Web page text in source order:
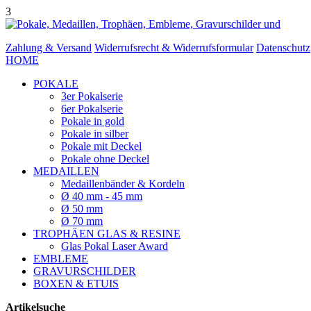
3
Zahlung & Versand Widerrufsrecht & Widerrufsformular Datenschutz
HOME
POKALE
3er Pokalserie
6er Pokalserie
Pokale in gold
Pokale in silber
Pokale mit Deckel
Pokale ohne Deckel
MEDAILLEN
Medaillenbänder & Kordeln
Ø 40 mm - 45 mm
Ø 50 mm
Ø 70 mm
TROPHÄEN GLAS & RESINE
Glas Pokal Laser Award
EMBLEME
GRAVURSCHILDER
BOXEN & ETUIS
Artikelsuche